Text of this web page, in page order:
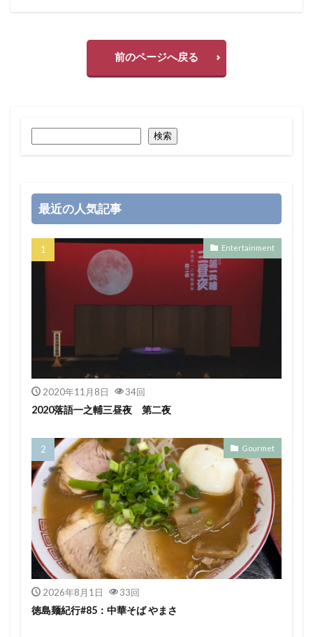
前のページへ戻る
検索
最近の人気記事
Entertainment
2020年11月8日 34回
2020落語一之輔三昼夜 第二夜
Gourmet
2026年8月1日 33回
徳島麺紀行#85：中華そば やまさ